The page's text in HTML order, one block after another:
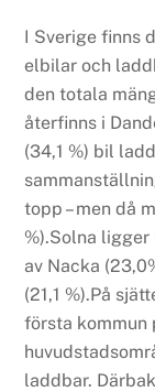
I Sverige finns
elbilar och
den totala
återfinns i
(34,1 %) bil
topp – men då
%).Solna
av Nacka
(21,1 %).På
första kommun
laddbar.